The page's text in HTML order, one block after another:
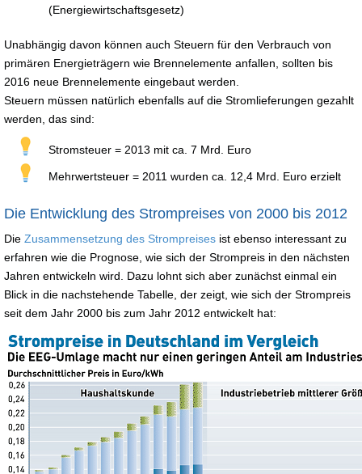
(Energiewirtschaftsgesetz)
Unabhängig davon können auch Steuern für den Verbrauch von
primären Energieträgern wie Brennelemente anfallen, sollten bis
2016 neue Brennelemente eingebaut werden.
Steuern müssen natürlich ebenfalls auf die Stromlieferungen gezahlt
werden, das sind:
Stromsteuer = 2013 mit ca. 7 Mrd. Euro
Mehrwertsteuer = 2011 wurden ca. 12,4 Mrd. Euro erzielt
Die Entwicklung des Strompreises von 2000 bis 2012
Die Zusammensetzung des Strompreises ist ebenso interessant zu
erfahren wie die Prognose, wie sich der Strompreis in den nächsten
Jahren entwickeln wird. Dazu lohnt sich aber zunächst einmal ein
Blick in die nachstehende Tabelle, der zeigt, wie sich der Strompreis
seit dem Jahr 2000 bis zum Jahr 2012 entwickelt hat: